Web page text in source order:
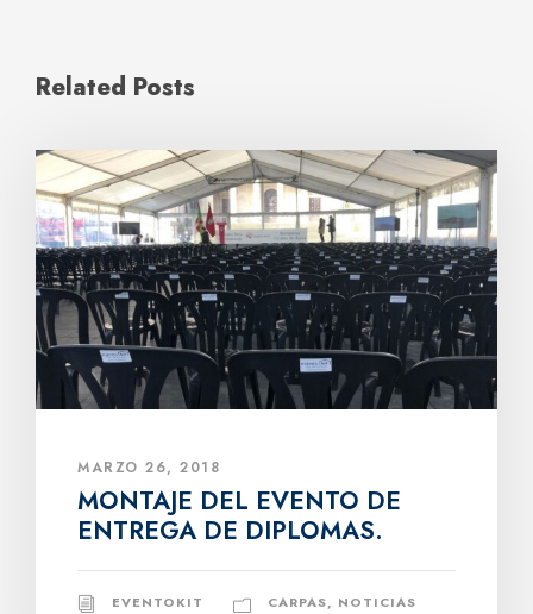
Related Posts
MARZO 26, 2018
MONTAJE DEL EVENTO DE
ENTREGA DE DIPLOMAS.
EVENTOKIT CARPAS, NOTICIAS